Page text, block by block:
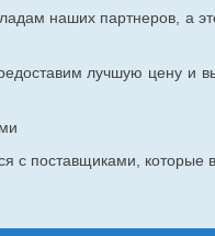
наших партнеров, а
лучшую цену и
поставщиками, которые